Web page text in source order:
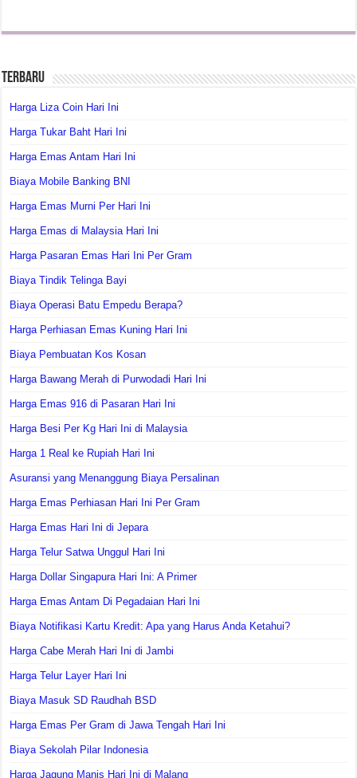
Terbaru
Harga Liza Coin Hari Ini
Harga Tukar Baht Hari Ini
Harga Emas Antam Hari Ini
Biaya Mobile Banking BNI
Harga Emas Murni Per Hari Ini
Harga Emas di Malaysia Hari Ini
Harga Pasaran Emas Hari Ini Per Gram
Biaya Tindik Telinga Bayi
Biaya Operasi Batu Empedu Berapa?
Harga Perhiasan Emas Kuning Hari Ini
Biaya Pembuatan Kos Kosan
Harga Bawang Merah di Purwodadi Hari Ini
Harga Emas 916 di Pasaran Hari Ini
Harga Besi Per Kg Hari Ini di Malaysia
Harga 1 Real ke Rupiah Hari Ini
Asuransi yang Menanggung Biaya Persalinan
Harga Emas Perhiasan Hari Ini Per Gram
Harga Emas Hari Ini di Jepara
Harga Telur Satwa Unggul Hari Ini
Harga Dollar Singapura Hari Ini: A Primer
Harga Emas Antam Di Pegadaian Hari Ini
Biaya Notifikasi Kartu Kredit: Apa yang Harus Anda Ketahui?
Harga Cabe Merah Hari Ini di Jambi
Harga Telur Layer Hari Ini
Biaya Masuk SD Raudhah BSD
Harga Emas Per Gram di Jawa Tengah Hari Ini
Biaya Sekolah Pilar Indonesia
Harga Jagung Manis Hari Ini di Malang